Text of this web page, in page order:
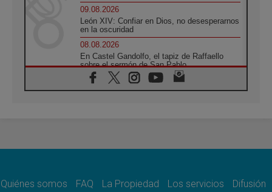
09.08.2026
León XIV: Confiar en Dios, no desesperarnos
en la oscuridad
08.08.2026
En Castel Gandolfo, el tapiz de Raffaello
sobre el sermón de San Pablo
08.08.2026
En Colombia, «la paz no se compra con una
08.08.2026
08.08.2026
Quiénes somos FAQ La Propiedad Los servicios Difusión